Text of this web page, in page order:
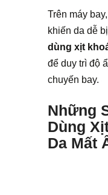
Trên máy
khiến da dễ
dùng xịt
để duy trì độ
chuyến bay.
Những
Dùng
Da Mất